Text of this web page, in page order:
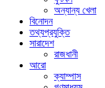
অন্যান্য খেলা
বিনোদন
তথ্যপ্রযুক্তি
সারাদেশ
রাজধানী
আরো
ক্যাম্পাস